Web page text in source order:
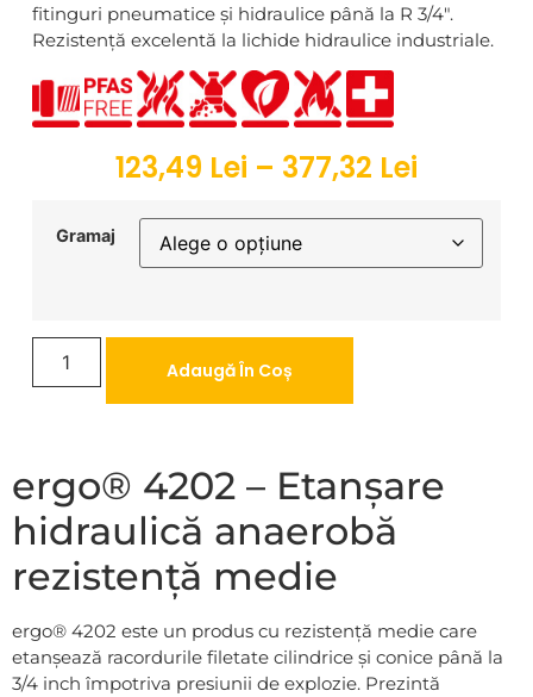
fitinguri pneumatice și hidraulice până la R 3/4″.
Rezistență excelentă la lichide hidraulice industriale.
123,49 Lei – 377,32 Lei
Gramaj
Adaugă În Coș
ergo® 4202 – Etanșare
hidraulică anaerobă
rezistență medie
ergo® 4202 este un produs cu rezistență medie care
etanșează racordurile filetate cilindrice și conice până la
3/4 inch împotriva presiunii de explozie. Prezintă